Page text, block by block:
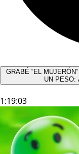
GRABÉ “EL
UN PESO:
1:19:03